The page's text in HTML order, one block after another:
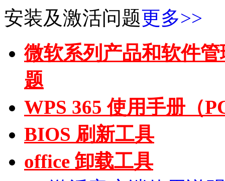
安装及激活问题更多>>
微软系列产品和软件
题
WPS 365 使用手册（
BIOS 刷新工具
office 卸载工具